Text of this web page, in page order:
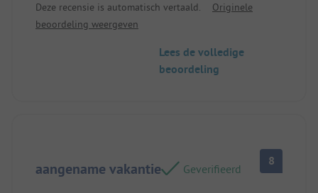
Deze recensie is automatisch vertaald.
Originele
beoordeling weergeven
Lees de volledige
beoordeling
aangename vakantie Geverifieerd
8